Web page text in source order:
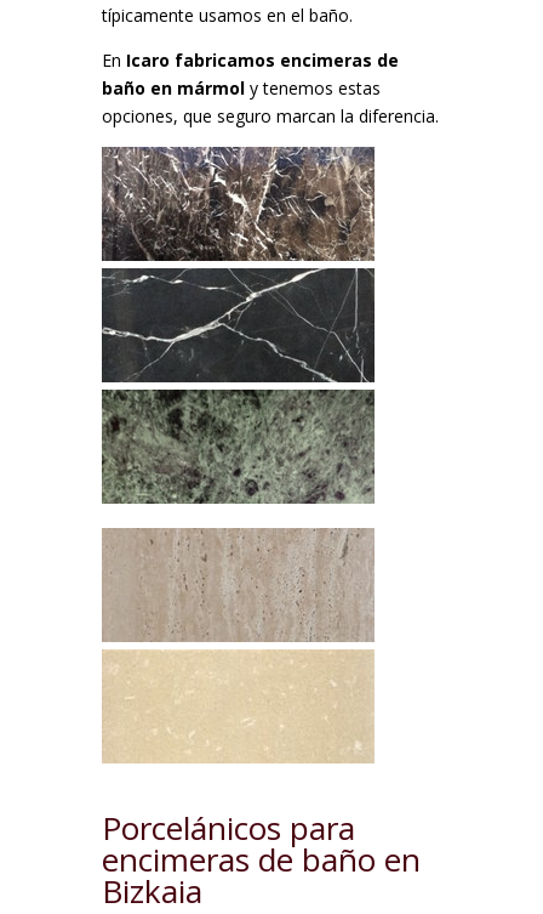
típicamente usamos en el baño.
En Icaro fabricamos encimeras de
baño en mármol y tenemos estas
opciones, que seguro marcan la diferencia.
Porcelánicos para
encimeras de baño en
Bizkaia